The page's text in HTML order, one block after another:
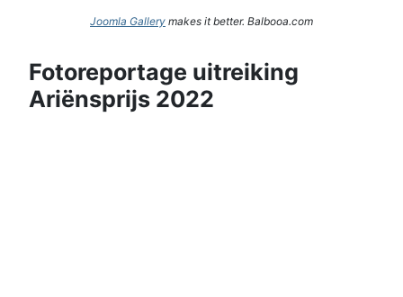
Joomla Gallery makes it better. Balbooa.com
Fotoreportage uitreiking
Ariënsprijs 2022